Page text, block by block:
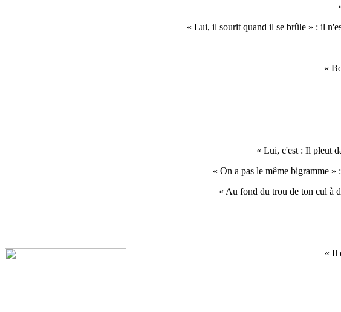
« Lui, il sourit quand il se brûle » : il
«
« Lui, c'est : Il pleut
« On a pas le même bigramme »
« Au fond du trou de ton cul à
« Il